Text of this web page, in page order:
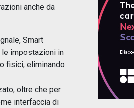
anche da
Smart
impostazioni in
fisici, eliminando
oltre che per
interfaccia di